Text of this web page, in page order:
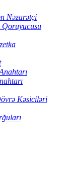
Nəzarətçi
Qoruyucusu
Kəsiciləri